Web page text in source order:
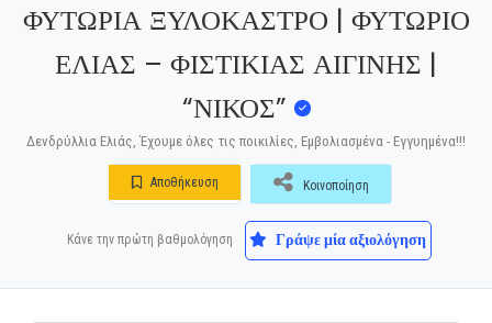
ΦΥΤΩΡΙΑ ΞΥΛΟΚΑΣΤΡΟ | ΦΥΤΩΡΙΟ
ΕΛΙΑΣ – ΦΙΣΤΙΚΙΑΣ ΑΙΓΙΝΗΣ |
“ΝΙΚΟΣ”
Δενδρύλλια Ελιάς, Έχουμε όλες τις ποικιλίες, Εμβολιασμένα - Εγγυημένα!!!
Αποθήκευση Κοινοποίηση
Κάνε την πρώτη βαθμολόγηση Γράψε μία αξιολόγηση